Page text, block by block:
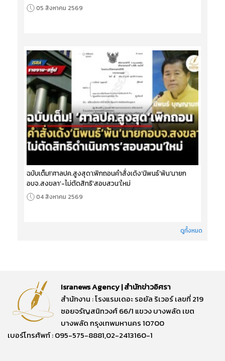
05 สิงหาคม 2569
ฉบับเต็ม!‘ศาลปค.สูงสุด’เพิกถอนคำสั่งเด้ง‘นิพนธ์’พ้น‘นายก
อบจ.สงขลา’-ไม่ตัดสิทธิ‘สอบสวน’ใหม่
04 สิงหาคม 2569
ดูทั้งหมด
Isranews Agency | สำนักข่าวอิศรา
สำนักงาน : โรงแรมเดอะ รอยัล ริเวอร์ เลขที่ 219
ซอยจรัญสนิทวงศ์ 66/1 แขวง บางพลัด เขต
บางพลัด กรุงเทพมหานคร 10700
เบอร์โทรศัพท์ : 095-575-8881,02-2413160-1